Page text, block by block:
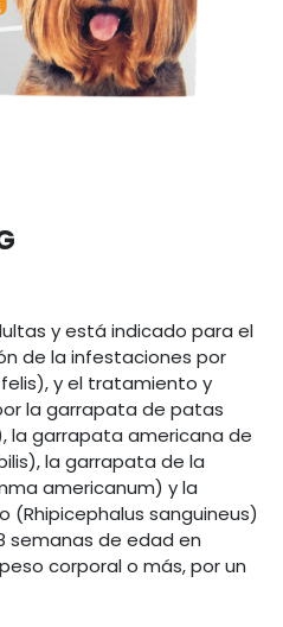
y está indicado para el
de la infestaciones por
y el tratamiento y
la garrapata de patas
la garrapata americana de
la garrapata de la
americanum) y la
sanguineus)
semanas de edad en
corporal o más, por un